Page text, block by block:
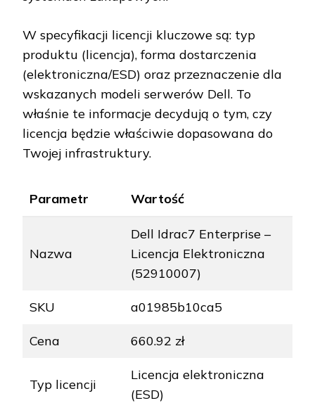
W specyfikacji licencji kluczowe są: typ
produktu (licencja), forma dostarczenia
(elektroniczna/ESD) oraz przeznaczenie dla
wskazanych modeli serwerów Dell. To
właśnie te informacje decydują o tym, czy
licencja będzie właściwie dopasowana do
Twojej infrastruktury.
Parametr Wartość
Nazwa
Dell Idrac7 Enterprise –
Licencja Elektroniczna
(52910007)
SKU a01985b10ca5
Cena 660.92 zł
Typ licencji
Licencja elektroniczna
(ESD)